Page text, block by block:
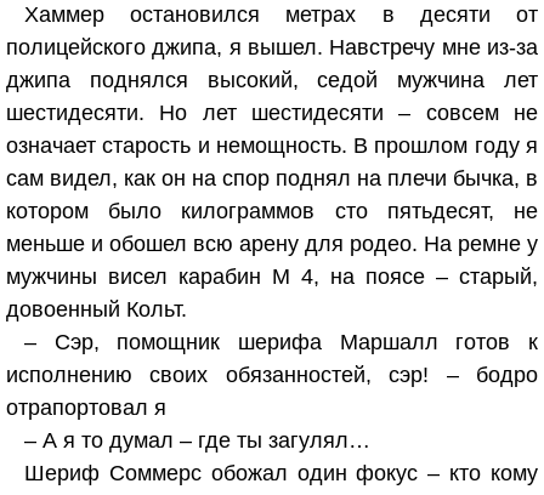
Хаммер остановился метрах в десяти от
полицейского джипа, я вышел. Навстречу мне из-за
джипа поднялся высокий, седой мужчина лет
шестидесяти. Но лет шестидесяти – совсем не
означает старость и немощность. В прошлом году я
сам видел, как он на спор поднял на плечи бычка, в
котором было килограммов сто пятьдесят, не
меньше и обошел всю арену для родео. На ремне у
мужчины висел карабин М 4, на поясе – старый,
довоенный Кольт.
– Сэр, помощник шерифа Маршалл готов к
исполнению своих обязанностей, сэр! – бодро
отрапортовал я
– А я то думал – где ты загулял…
Шериф Соммерс обожал один фокус – кто кому